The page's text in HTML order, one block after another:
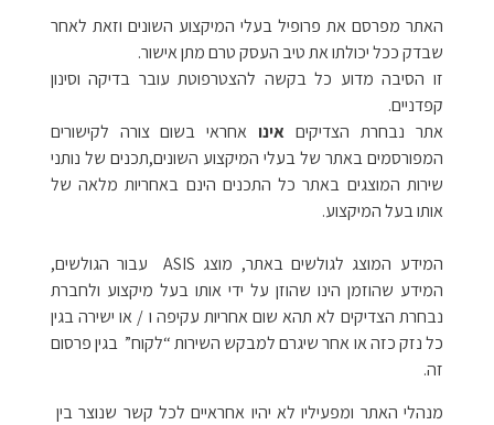
האתר מפרסם את פרופיל בעלי המיקצוע השונים וזאת לאחר
שבדק ככל יכולתו את טיב העסק טרם מתן אישור.
זו הסיבה מדוע כל בקשה להצטרפוטת עובר בדיקה וסינון
קפדניים.
אתר נבחרת הצדיקיםאינו אחראי בשום צורה לקישורים
המפורסמים באתר של בעלי המיקצוע השונים,תכנים של נותני
שירות המוצגים באתר כל התכנים הינם באחריות מלאה של
אותו בעל המיקצוע.
המידע המוצג לגולשים באתר, מוצג ASIS עבור הגולשים,
המידע שהוזמן הינו שהוזן על ידי אותו בעל מיקצוע ולחברת
נבחרת הצדיקים לא תהא שום אחריות עקיפה ו / או ישירה בגין
כל נזק כזה או אחר שיגרם למבקש השירות “לקוח” בגין פרסום
זה.
מנהלי האתר ומפעיליו לא יהיו אחראיים לכל קשר שנוצר בין